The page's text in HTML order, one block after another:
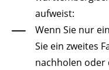
aufweist:
Wenn Sie nur
Sie ein zweites
nachholen oder